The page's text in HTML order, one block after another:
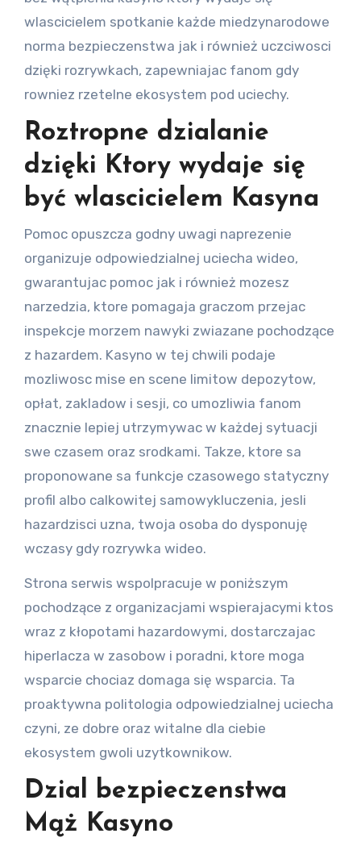
wlascicielem spotkanie każde miedzynarodowe
norma bezpieczenstwa jak i również uczciwosci
dzięki rozrywkach, zapewniajac fanom gdy
rowniez rzetelne ekosystem pod uciechy.
Roztropne dzialanie
dzięki Ktory wydaje się
być wlascicielem Kasyna
Pomoc opuszcza godny uwagi naprezenie
organizuje odpowiedzialnej uciecha wideo,
gwarantujac pomoc jak i również mozesz
narzedzia, ktore pomagaja graczom przejac
inspekcje morzem nawyki zwiazane pochodzące
z hazardem. Kasyno w tej chwili podaje
mozliwosc mise en scene limitow depozytow,
opłat, zakladow i sesji, co umozliwia fanom
znacznie lepiej utrzymywac w każdej sytuacji
swe czasem oraz srodkami. Takze, ktore sa
proponowane sa funkcje czasowego statyczny
profil albo calkowitej samowykluczenia, jesli
hazardzisci uzna, twoja osoba do dysponuję
wczasy gdy rozrywka wideo.
Strona serwis wspolpracuje w poniższym
pochodzące z organizacjami wspierajacymi ktos
wraz z kłopotami hazardowymi, dostarczajac
hiperlacza w zasobow i poradni, ktore moga
wsparcie chociaz domaga się wsparcia. Ta
proaktywna politologia odpowiedzialnej uciecha
czyni, ze dobre oraz witalne dla ciebie
ekosystem gwoli uzytkownikow.
Dzial bezpieczenstwa
Mąż Kasyno